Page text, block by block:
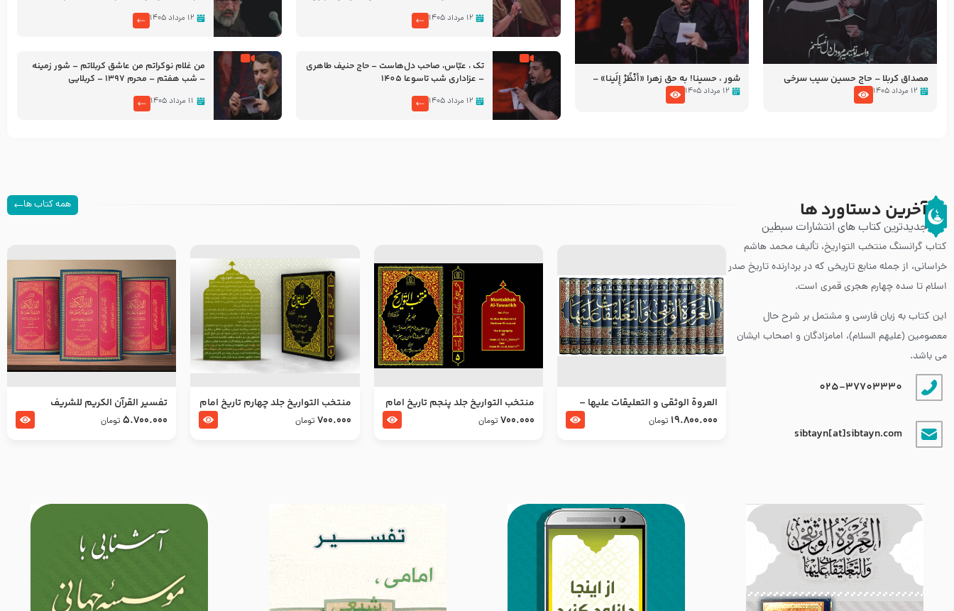
مصداق کربلا – حاج حسین سیب سرخی
۱۲ مرداد ۱۴۰۵
شور ، حسینا! به‌ حق زهرا «أُنْظُرْ إِلَینا» –
عزاداری شب هفتم ماه محرّم 1405
۱۲ مرداد ۱۴۰۵
۱۲ مرداد ۱۴۰۵ ۱۲ مرداد ۱۴۰۵
تک ، عبّاس، صاحب دل‌هاست – حاج حنیف طاهری
– عزاداری شب تاسوعا 1405
۱۲ مرداد ۱۴۰۵
من غلام نوکراتم من عاشق کربلاتم – شور زمینه
– شب هفتم – محرم 1397 – کربلایی
۱۱ مرداد ۱۴۰۵
آخرین دستاورد ها
جدیدترین کتاب های انتشارات سبطین
همه کتاب ها
کتاب گرانسنگ منتخب التواريخ، تألیف محمد هاشم
خراسانی، از جمله منابع تاریخی که در بردارنده تاریخ صدر
اسلام تا سده چهارم هجری قمری است.
این کتاب به زبان فارسی و مشتمل بر شرح حال
معصومین (علیهم السلام)، امامزادگان و اصحاب ایشان
می باشد.
025-37703330
sibtayn[at]sibtayn.com
العروة الوثقى و التعليقات عليها –
طرح جدید
19.800.000 تومان
منتخب التواریخ جلد پنجم تاریخ امام
جعفر صادق و امام موسی بن جعفر
700.000 تومان
منتخب التواریخ جلد چهارم تاریخ امام
زین العابدین و امام محمد باقر
700.000 تومان
تفسير القرآن الكريم للشريف
المرتضي قدس سرّه
5.700.000 تومان